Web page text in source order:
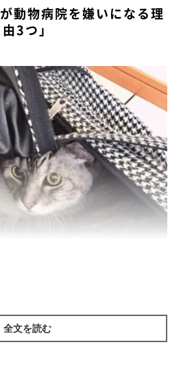
動物病院を嫌いになる理
由3つ」
全文を読む